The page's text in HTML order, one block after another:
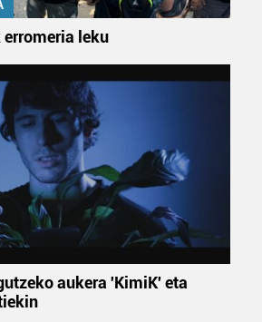
leku
aukera 'KimiK' eta